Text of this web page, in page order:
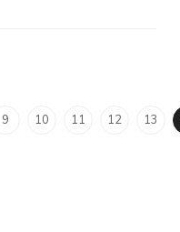
9 10 11 12 13